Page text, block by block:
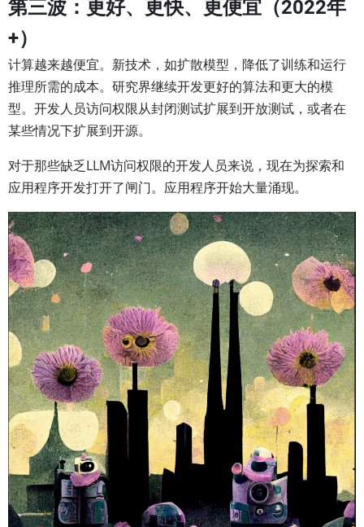
第三波：更好、更快、更便宜（2022年
+）
计算越来越便宜。新技术，如扩散模型，降低了训练和运行
推理所需的成本。研究界继续开发更好的算法和更大的模
型。开发人员访问权限从封闭测试扩展到开放测试，或者在
某些情况下扩展到开源。
对于那些缺乏LLM访问权限的开发人员来说，现在为探索和
应用程序开发打开了闸门。应用程序开始大量涌现。